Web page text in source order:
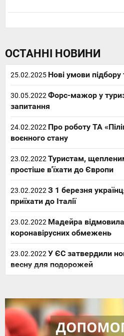
ОСТАННІ НОВИНИ
25.02.2025 Нові умови підбору
30.05.2022 Форс-мажор у
запитання
24.02.2022 Про роботу ТА
воєнного стану
23.02.2022 Туристам,
простіше в'їхати до Європи
23.02.2022 З 1 березня
приїхати до Італії
23.02.2022 Мадейра
коронавірусних обмежень
23.02.2022 У ЄС затвердили
весну для подорожей